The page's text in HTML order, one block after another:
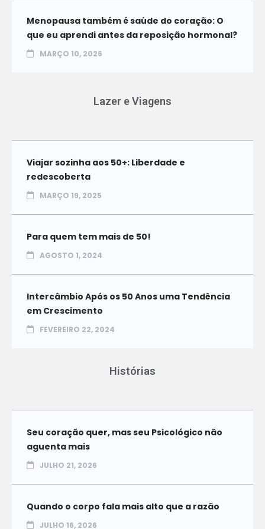
Menopausa também é saúde do coração: O
que eu aprendi antes da reposição hormonal?
MARÇO 10, 2026
Lazer e Viagens
Viajar sozinha aos 50+: Liberdade e
redescoberta
MARÇO 19, 2025
Para quem tem mais de 50!
AGOSTO 1, 2024
Intercâmbio Após os 50 Anos uma Tendência
em Crescimento
FEVEREIRO 22, 2024
Histórias
Seu coração quer, mas seu Psicológico não
aguenta mais
JULHO 21, 2026
Quando o corpo fala mais alto que a razão
JULHO 16, 2026